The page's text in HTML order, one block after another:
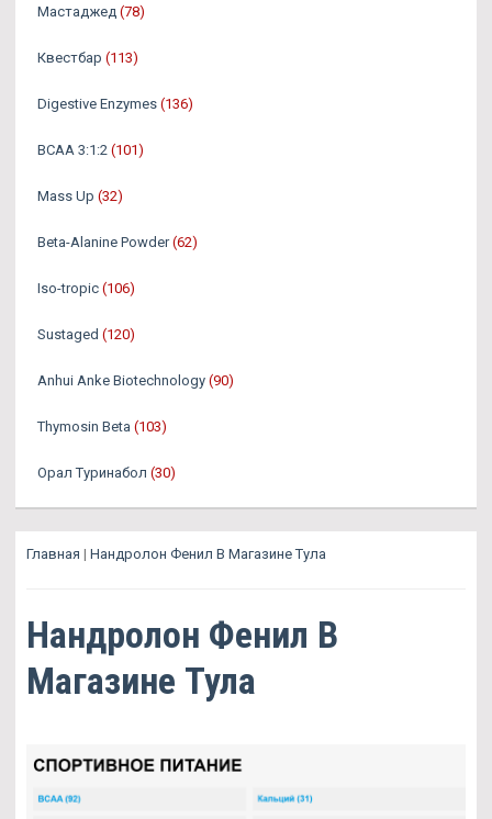
Мастаджед (78)
Квестбар (113)
Digestive Enzymes (136)
BCAA 3:1:2 (101)
Mass Up (32)
Beta-Alanine Powder (62)
Iso-tropic (106)
Sustaged (120)
Anhui Anke Biotechnology (90)
Thymosin Beta (103)
Орал Туринабол (30)
Главная | Нандролон Фенил В Магазине Тула
Нандролон Фенил В
Магазине Тула